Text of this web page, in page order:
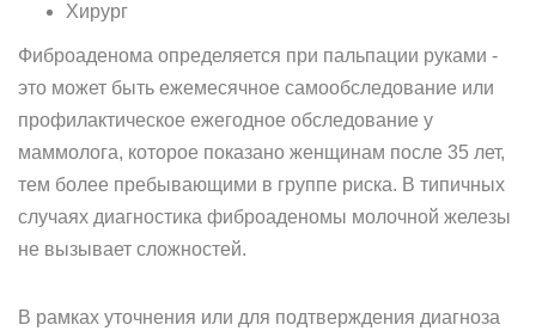
Хирург
Фиброаденома определяется при пальпации руками -
это может быть ежемесячное самообследование или
профилактическое ежегодное обследование у
маммолога, которое показано женщинам после 35 лет,
тем более пребывающими в группе риска. В типичных
случаях диагностика фиброаденомы молочной железы
не вызывает сложностей.
В рамках уточнения или для подтверждения диагноза